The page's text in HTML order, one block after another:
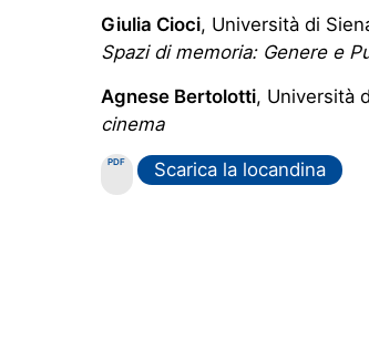
Giulia Cioci, Università di
Spazi di memoria: Genere e
Agnese Bertolotti, Università
cinema
PDF Scarica la locandina